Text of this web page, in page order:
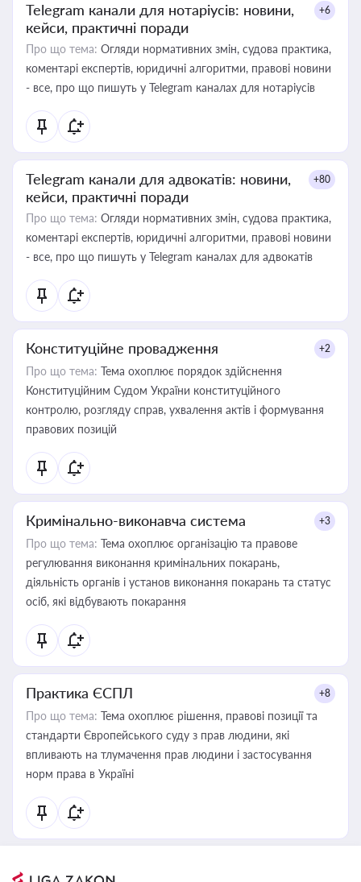
Telegram канали для нотаріусів: новини,
кейси, практичні поради
+6
Про що тема: Огляди нормативних змін, судова практика,
коментарі експертів, юридичні алгоритми, правові новини
- все, про що пишуть у Telegram каналах для нотаріусів
Telegram канали для адвокатів: новини,
кейси, практичні поради
+80
Про що тема: Огляди нормативних змін, судова практика,
коментарі експертів, юридичні алгоритми, правові новини
- все, про що пишуть у Telegram каналах для адвокатів
Конституційне провадження +2
Про що тема: Тема охоплює порядок здійснення
Конституційним Судом України конституційного
контролю, розгляду справ, ухвалення актів і формування
правових позицій
Кримінально-виконавча система +3
Про що тема: Тема охоплює організацію та правове
регулювання виконання кримінальних покарань,
діяльність органів і установ виконання покарань та статус
осіб, які відбувають покарання
Практика ЄСПЛ +8
Про що тема: Тема охоплює рішення, правові позиції та
стандарти Європейського суду з прав людини, які
впливають на тлумачення прав людини і застосування
норм права в Україні